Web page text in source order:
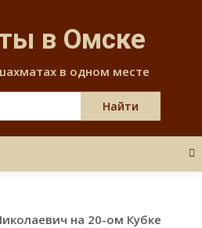
content
в Омске
в одном месте
на 20-ом Кубке